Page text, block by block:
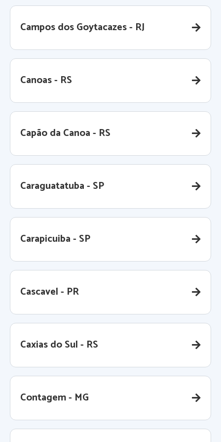
Campos dos Goytacazes - RJ
Canoas - RS
Capão da Canoa - RS
Caraguatatuba - SP
Carapicuiba - SP
Cascavel - PR
Caxias do Sul - RS
Contagem - MG